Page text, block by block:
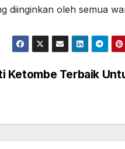
diinginkan oleh semua
Ketombe Terbaik